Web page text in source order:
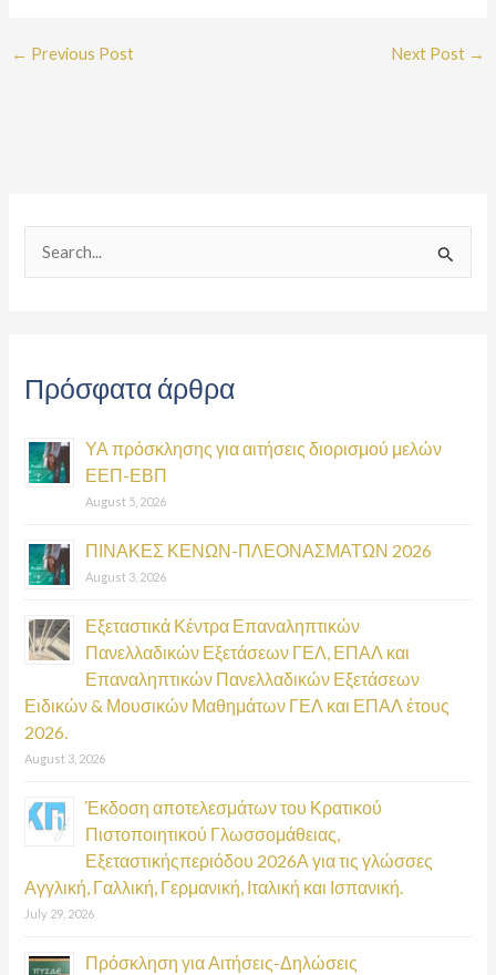
← Previous Post Next Post →
c
f
o
Πρόσφατα άρθρα
ΥΑ πρόσκλησης για αιτήσεις διορισμού μελών
ΕΕΠ-ΕΒΠ
August 5, 2026
ΠΙΝΑΚΕΣ ΚΕΝΩΝ-ΠΛΕΟΝΑΣΜΑΤΩΝ 2026
August 3, 2026
Εξεταστικά Κέντρα Επαναληπτικών
Πανελλαδικών Εξετάσεων ΓΕΛ, ΕΠΑΛ και
Επαναληπτικών Πανελλαδικών Εξετάσεων
Ειδικών & Μουσικών Μαθημάτων ΓΕΛ και ΕΠΑΛ έτους
2026.
August 3, 2026
Έκδοση αποτελεσμάτων του Κρατικού
Πιστοποιητικού Γλωσσομάθειας,
Εξεταστικήςπεριόδου 2026Α για τις γλώσσες
Αγγλική, Γαλλική, Γερμανική, Ιταλική και Ισπανική.
July 29, 2026
Πρόσκληση για Αιτήσεις-Δηλώσεις